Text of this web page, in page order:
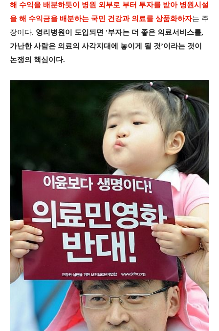
해 수익을 배분하듯이 병원 외부로 부터 투자를 받아 병원시설
을 해 수익금을 배분하는 국민 건강과 의료를 상품화하자는 주
장이다. 영리병원이 도입되면 '부자는 더 좋은 의료서비스를,
가난한 사람은 의료의 사각지대에 놓이게 될 것’이라는 것이
논쟁의 핵심이다.